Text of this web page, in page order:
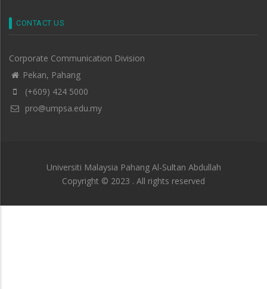
CONTACT US
Corporate Communication Division
Pekan, Pahang
(+609) 424 5000
pro@umpsa.edu.my
Universiti Malaysia Pahang Al-Sultan Abdullah
Copyright © 2023 . All rights reserved